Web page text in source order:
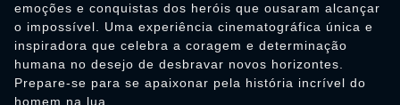
emoções e conquistas dos heróis que ousaram alcançar
o impossível. Uma experiência cinematográfica única e
inspiradora que celebra a coragem e determinação
humana no desejo de desbravar novos horizontes.
Prepare-se para se apaixonar pela história incrível do
homem na lua.